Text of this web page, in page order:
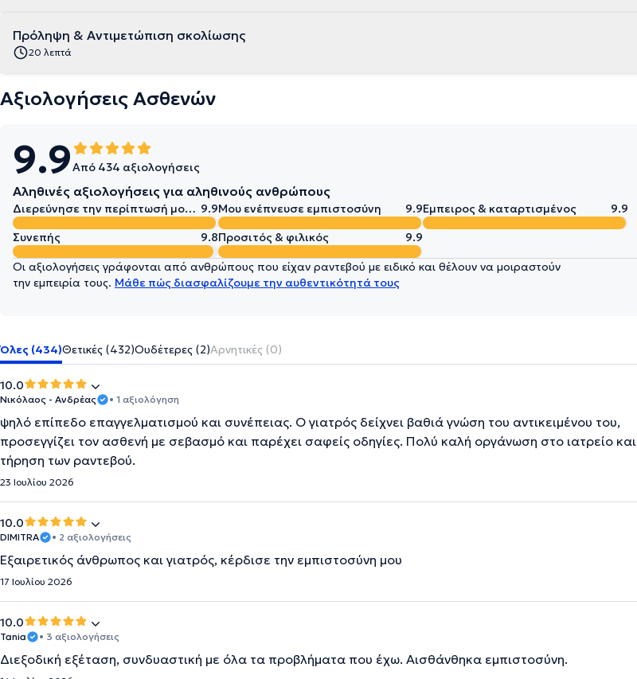
Πρόληψη & Αντιμετώπιση σκολίωσης
20 λεπτά
Αξιολογήσεις Ασθενών
9.9Από 434 αξιολογήσεις
Αληθινές αξιολογήσεις για αληθινούς ανθρώπους
Διερεύνησε την περίπτωσή μου σε βάθος 9.9Μου ενέπνευσε εμπιστοσύνη 9.9Έμπειρος & καταρτισμένος
9.9
Συνεπής
9.8Προσιτός & φιλικός 9.9
Οι αξιολογήσεις γράφονται από ανθρώπους που είχαν ραντεβού με ειδικό και θέλουν να μοιραστούν
την εμπειρία τους. Μάθε πώς διασφαλίζουμε την αυθεντικότητά τους
Όλες (434)Θετικές (432)Ουδέτερες (2)Αρνητικές (0)
10.0
Νικόλαος - Ανδρέας • 1 αξιολόγηση
ψηλό επίπεδο επαγγελματισμού και συνέπειας. Ο γιατρός δείχνει βαθιά γνώση του αντικειμένου του,
προσεγγίζει τον ασθενή με σεβασμό και παρέχει σαφείς οδηγίες. Πολύ καλή οργάνωση στο ιατρείο και
τήρηση των ραντεβού.
23 Ιουλίου 2026
10.0
DIMITRA • 2 αξιολογήσεις
Εξαιρετικός άνθρωπος και γιατρός, κέρδισε την εμπιστοσύνη μου
17 Ιουλίου 2026
10.0
Tania • 3 αξιολογήσεις
Διεξοδική εξέταση, συνδυαστική με όλα τα προβλήματα που έχω. Αισθάνθηκα εμπιστοσύνη.